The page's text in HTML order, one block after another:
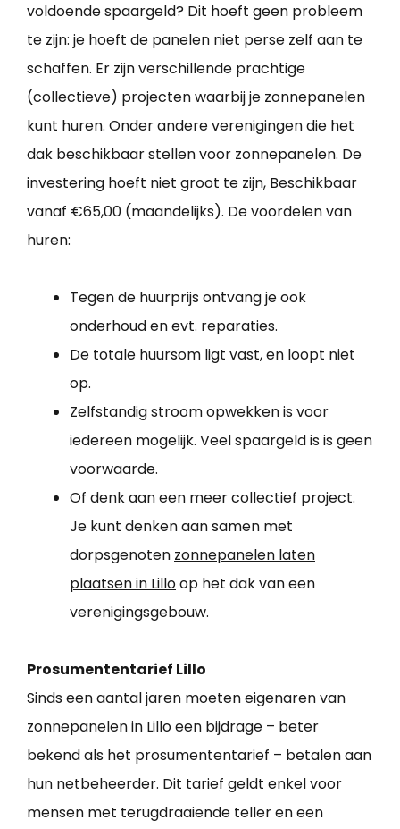
voldoende spaargeld? Dit hoeft geen probleem
te zijn: je hoeft de panelen niet perse zelf aan te
schaffen. Er zijn verschillende prachtige
(collectieve) projecten waarbij je zonnepanelen
kunt huren. Onder andere verenigingen die het
dak beschikbaar stellen voor zonnepanelen. De
investering hoeft niet groot te zijn, Beschikbaar
vanaf €65,00 (maandelijks). De voordelen van
huren:
Tegen de huurprijs ontvang je ook
onderhoud en evt. reparaties.
De totale huursom ligt vast, en loopt niet
op.
Zelfstandig stroom opwekken is voor
iedereen mogelijk. Veel spaargeld is is geen
voorwaarde.
Of denk aan een meer collectief project.
Je kunt denken aan samen met
dorpsgenoten zonnepanelen laten
plaatsen in Lilloop het dak van een
verenigingsgebouw.
Prosumententarief Lillo
Sinds een aantal jaren moeten eigenaren van
zonnepanelen in Lillo een bijdrage – beter
bekend als het prosumententarief – betalen aan
hun netbeheerder. Dit tarief geldt enkel voor
mensen met terugdraaiende teller en een